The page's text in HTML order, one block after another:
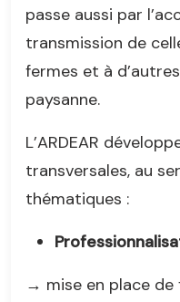
passe aussi par
transmission de
fermes et à
paysanne.
L’ARDEAR
transversales, au
thématiques :
→ mise en place